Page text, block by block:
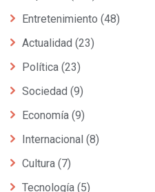
Entretenimiento (48)
Actualidad (23)
Política (23)
Sociedad (9)
Economía (9)
Internacional (8)
Cultura (7)
Tecnología (5)